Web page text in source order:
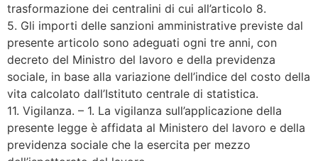
trasformazione dei centralini di cui all’articolo 8.
5. Gli importi delle sanzioni amministrative previste dal
presente articolo sono adeguati ogni tre anni, con
decreto del Ministro del lavoro e della previdenza
sociale, in base alla variazione dell’indice del costo della
vita calcolato dall’Istituto centrale di statistica.
11. Vigilanza. – 1. La vigilanza sull’applicazione della
presente legge è affidata al Ministero del lavoro e della
previdenza sociale che la esercita per mezzo